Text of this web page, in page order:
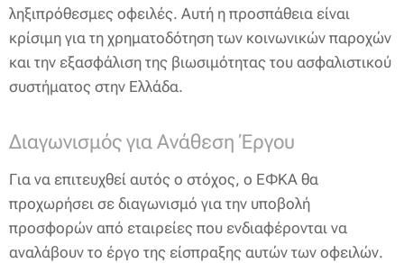
ληξιπρόθεσμες οφειλές. Αυτή η προσπάθεια είναι
κρίσιμη για τη χρηματοδότηση των κοινωνικών παροχών
και την εξασφάλιση της βιωσιμότητας του ασφαλιστικού
συστήματος στην Ελλάδα.
Διαγωνισμός για Ανάθεση Έργου
Για να επιτευχθεί αυτός ο στόχος, ο ΕΦΚΑ θα
προχωρήσει σε διαγωνισμό για την υποβολή
προσφορών από εταιρείες που ενδιαφέρονται να
αναλάβουν το έργο της είσπραξης αυτών των οφειλών.